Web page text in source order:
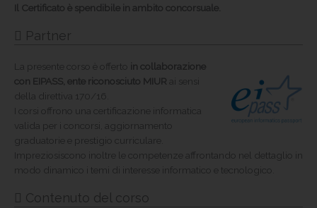
Il Certificato è spendibile in ambito concorsuale.
Partner
La presente corso è offerto in collaborazione
con EIPASS, ente riconosciuto MIUR ai sensi
della direttiva 170/16.
I corsi offrono una certificazione informatica
valida per i concorsi, aggiornamento
graduatorie e prestigio curriculare.
Impreziosiscono inoltre le competenze affrontando nel dettaglio in
modo dinamico i temi di interesse informatico e tecnologico.
Contenuto del corso